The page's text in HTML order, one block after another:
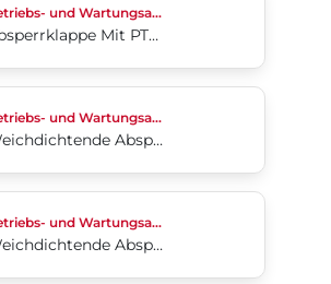
Betriebs- und Wartungsanleitung
Absperrklappe Mit PTFE-auskleidung 2-Cx.
Absperrklappen 3-Cx.
Betriebs- und Wartungsanleitung
Weichdichtende Absperrklappen 3-Cx.
Absperrklappen Serie 3W/3L
Betriebs- und Wartungsanleitung
Weichdichtende Absperrklappen Serie 3W/3L